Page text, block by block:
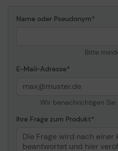
Name oder Pseudonym
Bitte
E-Mail-Adresse
Wir benachrichtigen
Ihre Frage zum Produkt